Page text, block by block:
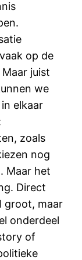
op de
juist
we
elkaar
zoals
nog
Maar het
Direct
groot, maar
onderdeel
of